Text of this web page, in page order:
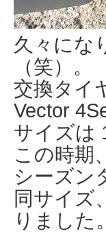
久々にな
（笑）。
交換タイ
Vector
サイズは
この時期
シーズン
同サイズ
りました。